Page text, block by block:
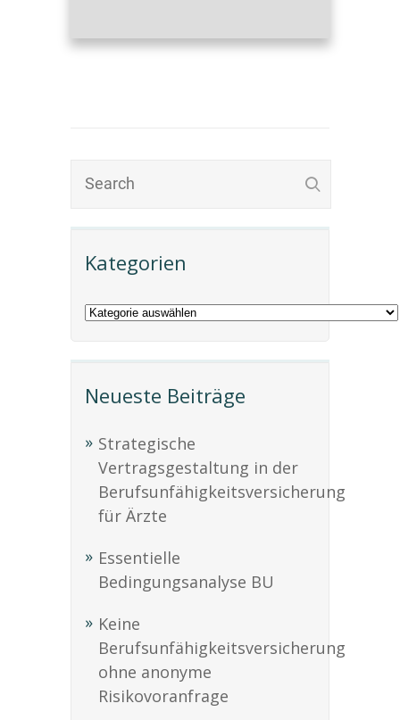
Kategorien
Neueste Beiträge
Strategische
Vertragsgestaltung in der
Berufsunfähigkeitsversicherung
für Ärzte
Essentielle
Bedingungsanalyse BU
Keine
Berufsunfähigkeitsversicherung
ohne anonyme
Risikovoranfrage